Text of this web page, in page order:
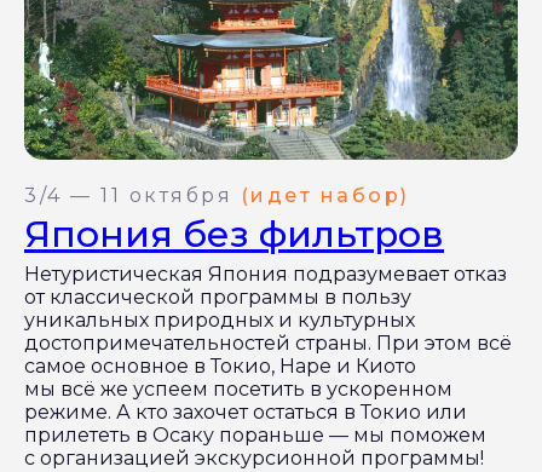
3/4 — 11 октября (идет набор)
Япония без фильтров
Нетуристическая Япония подразумевает отказ
от классической программы в пользу
уникальных природных и культурных
достопримечательностей страны. При этом всё
самое основное в Токио, Наре и Киото
мы всё же успеем посетить в ускоренном
режиме. А кто захочет остаться в Токио или
прилететь в Осаку пораньше — мы поможем
с организацией экскурсионной программы!